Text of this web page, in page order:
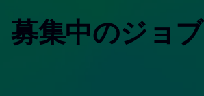
募集中のジョブ